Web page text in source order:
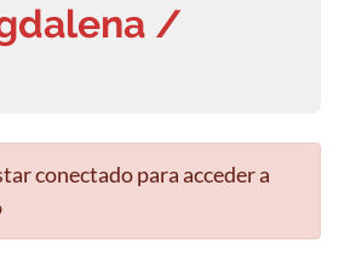
/
conectado para acceder a